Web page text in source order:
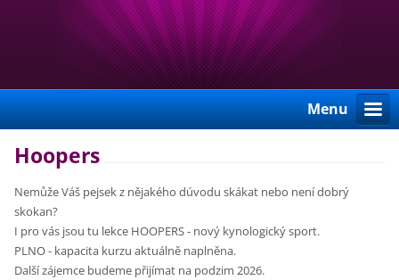
Menu
Hoopers
Nemůže Váš pejsek z nějakého dúvodu skákat nebo není dobrý
skokan?
I pro vás jsou tu lekce HOOPERS - nový kynologický sport.
PLNO - kapacita kurzu aktuálně naplněna.
Další zájemce budeme přijímat na podzim 2026.